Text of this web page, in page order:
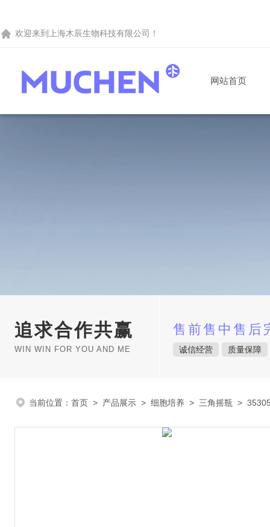
欢迎来到 上海木辰生物科技有限公司 ！
网站首页
追求合作共赢
WIN WIN FOR YOU AND ME
售前售中售后
诚信经营 质量保障
当前位置： 首页 > 产品展示 > 细胞培养 > 三角摇瓶 >